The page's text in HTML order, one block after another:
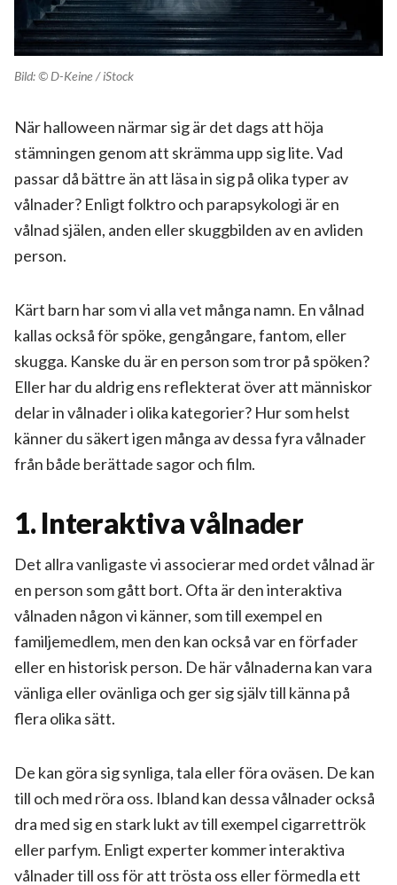
Bild: © D-Keine / iStock
När halloween närmar sig är det dags att höja
stämningen genom att skrämma upp sig lite. Vad
passar då bättre än att läsa in sig på olika typer av
vålnader? Enligt folktro och parapsykologi är en
vålnad själen, anden eller skuggbilden av en avliden
person.
Kärt barn har som vi alla vet många namn. En vålnad
kallas också för spöke, gengångare, fantom, eller
skugga. Kanske du är en person som tror på spöken?
Eller har du aldrig ens reflekterat över att människor
delar in vålnader i olika kategorier? Hur som helst
känner du säkert igen många av dessa fyra vålnader
från både berättade sagor och film.
1. Interaktiva vålnader
Det allra vanligaste vi associerar med ordet vålnad är
en person som gått bort. Ofta är den interaktiva
vålnaden någon vi känner, som till exempel en
familjemedlem, men den kan också var en förfader
eller en historisk person. De här vålnaderna kan vara
vänliga eller ovänliga och ger sig själv till känna på
flera olika sätt.
De kan göra sig synliga, tala eller föra oväsen. De kan
till och med röra oss. Ibland kan dessa vålnader också
dra med sig en stark lukt av till exempel cigarrettrök
eller parfym. Enligt experter kommer interaktiva
vålnader till oss för att trösta oss eller förmedla ett